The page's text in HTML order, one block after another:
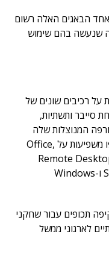
הבאגים האלה רשום
שנעשה בהם שימוש
על רכיבים שונים של
המנוצלות שלה
אתמול (ג'). הפגיעויות הקריטיות שנחשפו משפיעות על Office,
Remote
Service, Remote Desktop Services ו-Windows
תכופים עבור שחקני
לארגוני ממשל